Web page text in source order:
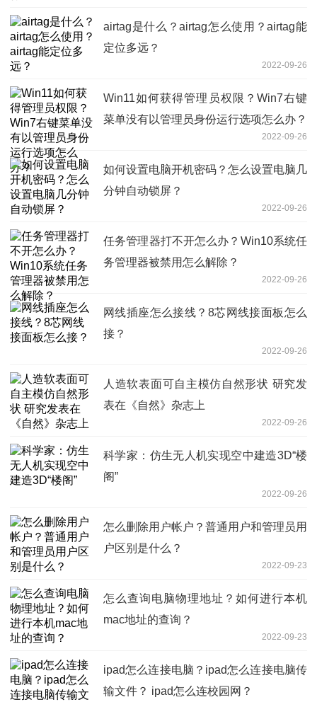
airtag是什么？airtag怎么使用？airtag能
定位多远？
2022-09-26
Win11如何获得管理员权限？Win7右键
菜单没有以管理员身份运行选项怎么办？
2022-09-26
如何设置电脑开机密码？怎么设置电脑几
分钟自动锁屏？
2022-09-26
任务管理器打不开怎么办？Win10系统任
务管理器被禁用怎么解除？
2022-09-26
网线插座怎么接线？8芯网线接面板怎么
接？
2022-09-26
人造软表面可自主模仿自然形状 研究发
表在《自然》杂志上
2022-09-26
科学家：仿生无人机实现空中建造3D“楼
阁”
2022-09-26
怎么删除用户帐户？普通用户和管理员用
户区别是什么？
2022-09-23
怎么查询电脑物理地址？如何进行本机
mac地址的查询？
2022-09-23
ipad怎么连接电脑？ipad怎么连接电脑传
输文件？ ipad怎么连校园网？